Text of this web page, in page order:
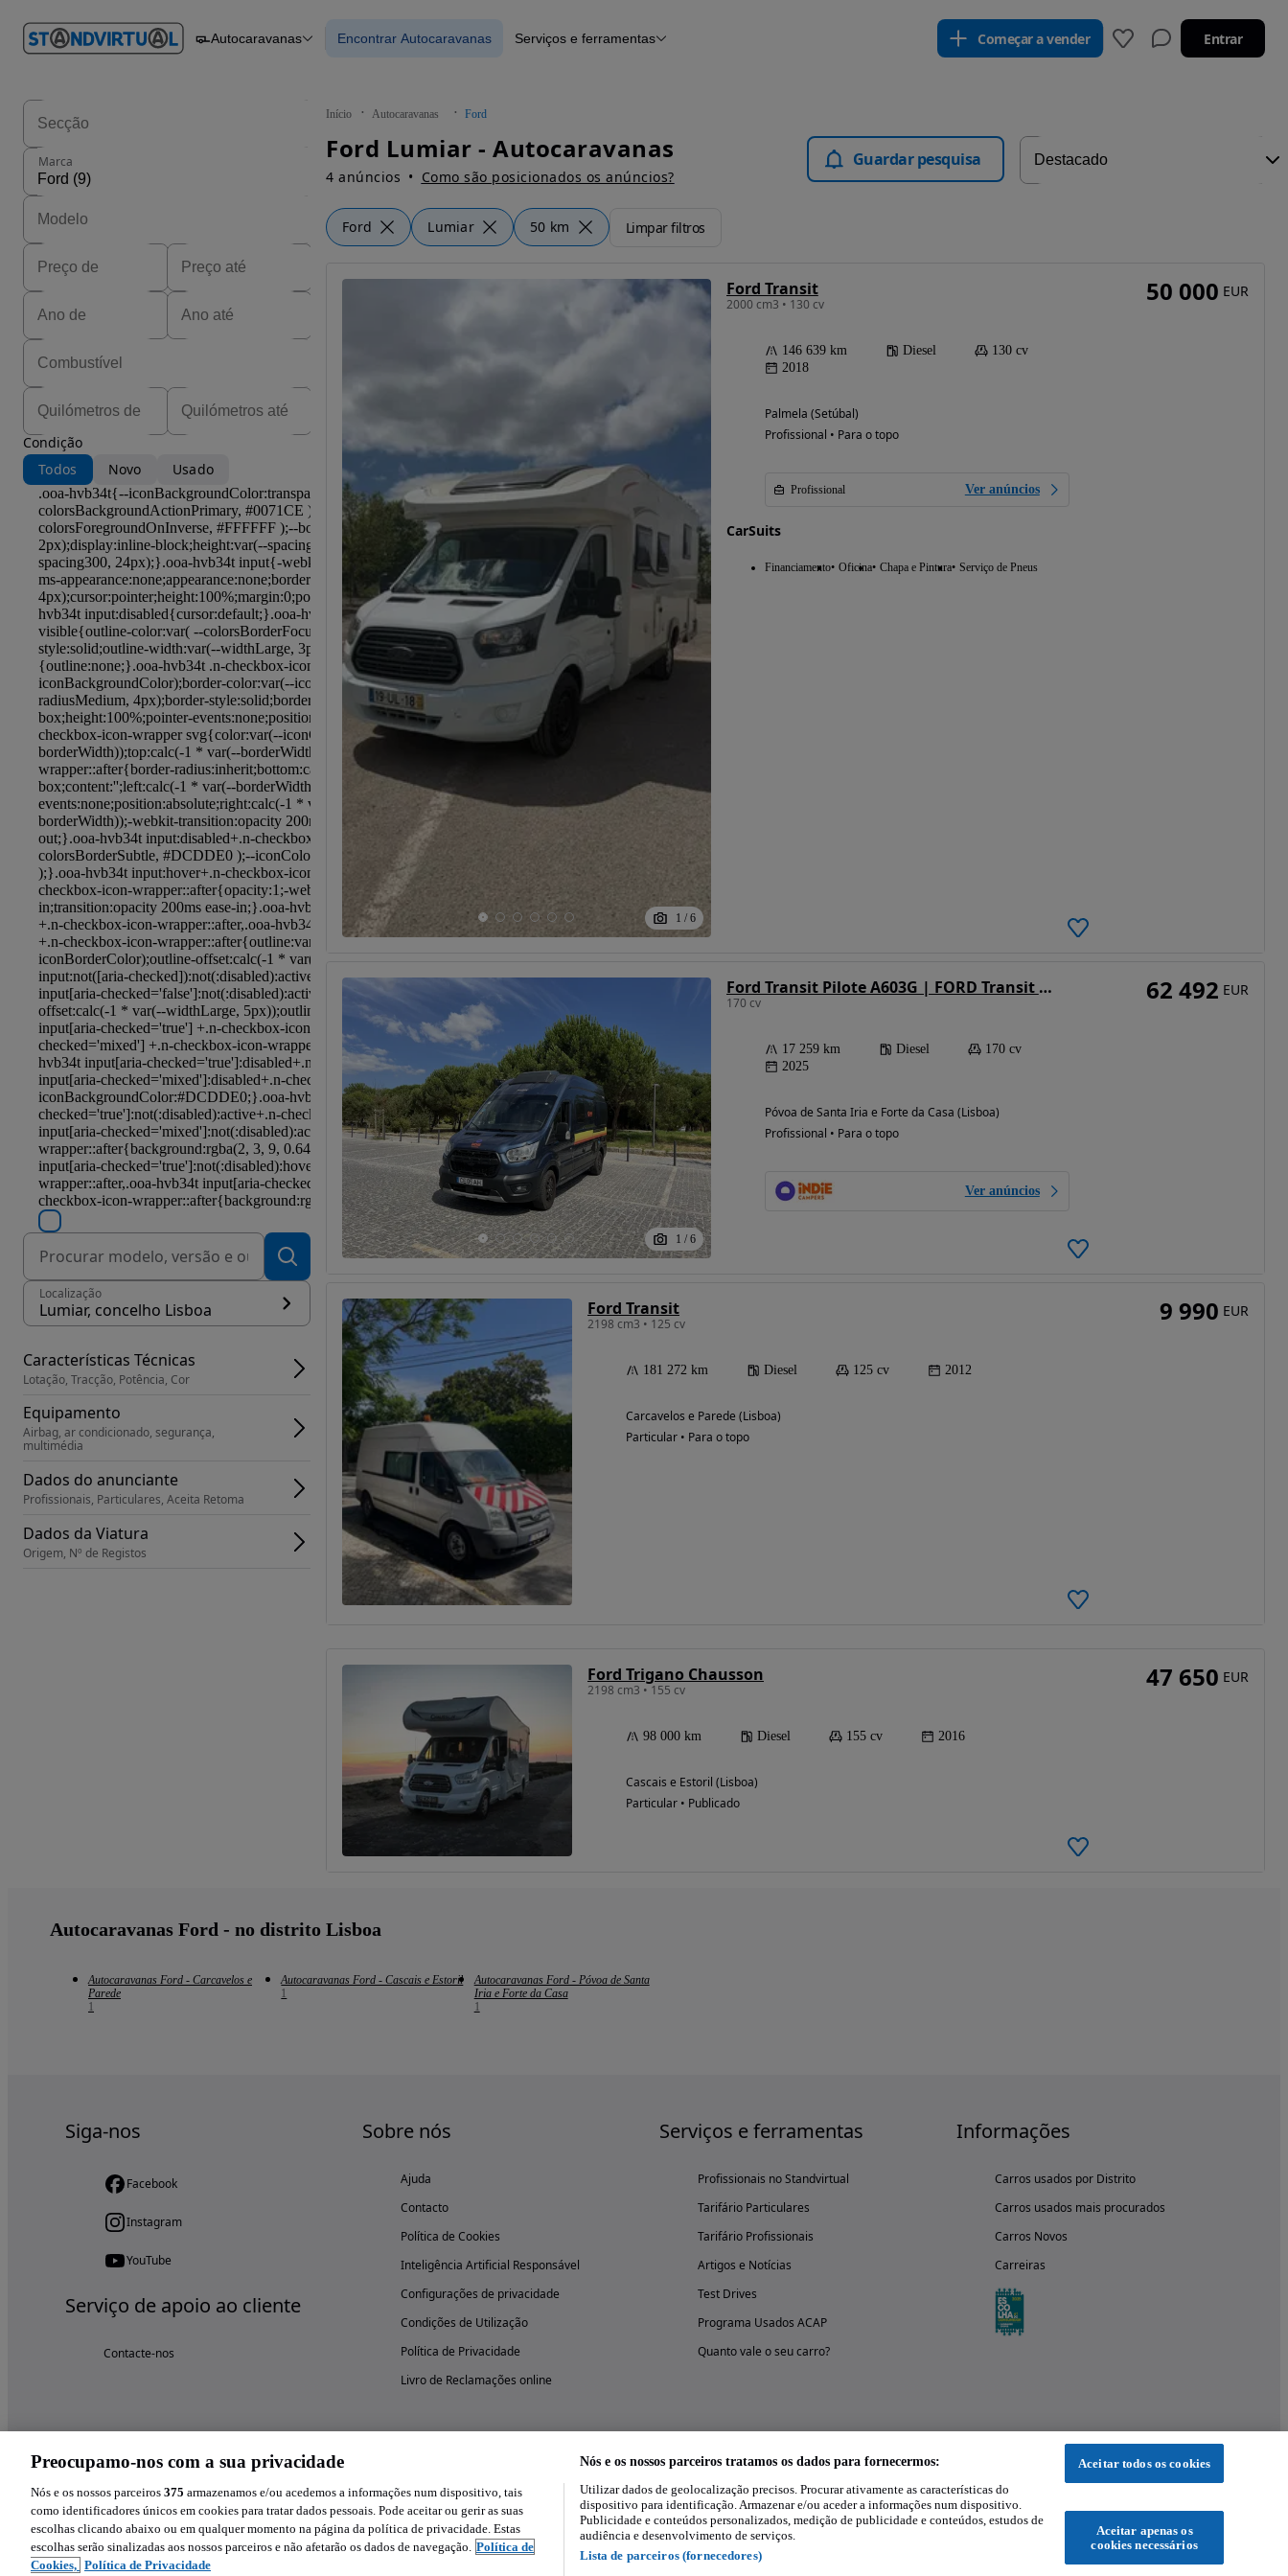
em
Carros Carros
Autocaravanas Encontrar Autocaravanas Serviços e ferramentas Começar a vender Entrar
Início Autocaravanas Ford
Ford Lumiar - Autocaravanas
4 anúncios Como são posicionados os anúncios?
Guardar pesquisa
Ford Lumiar 50 km Limpar filtros
Marca
Condição
Todos
Novo Usado
Possibilidade de
financiamento
Localização
Lumiar, concelho Lisboa
Características Técnicas
Lotação, Tracção, Potência, Cor
Equipamento
Airbag, ar condicionado, segurança,
multimédia
Dados do anunciante
Profissionais, Particulares, Aceita Retoma
Dados da Viatura
Origem, Nº de Registos
1 / 6
Ford Transit
2000 cm3 • 130 cv
146 639 km Diesel
130 cv
2018
Palmela (Setúbal)
Profissional • Para o topo
Profissional Ver anúncios
CarSuits
Financiamento Oficina Chapa e Pintura Serviço de Pneus
50 000 EUR
1 / 6
Ford Transit Pilote A603G | FORD Transit Tdci 2.0 Euro 6d 170hp Manual | 2025
170 cv
17 259 km Diesel
170 cv
2025
Póvoa de Santa Iria e Forte da Casa (Lisboa)
Profissional • Para o topo
Ver anúncios
62 492 EUR
Ford Transit
2198 cm3 • 125 cv
181 272 km Diesel 125 cv 2012
Carcavelos e Parede (Lisboa)
Particular • Para o topo
9 990 EUR
Ford Trigano Chausson
2198 cm3 • 155 cv
98 000 km Diesel 155 cv 2016
Cascais e Estoril (Lisboa)
Particular • Publicado
47 650 EUR
Autocaravanas Ford - no distrito Lisboa
Autocaravanas Ford - Carcavelos e
Parede
1
Autocaravanas Ford - Cascais e Estoril
1
Autocaravanas Ford - Póvoa de Santa
Iria e Forte da Casa
1
Siga-nos
Facebook
Instagram
YouTube
Serviço de apoio ao cliente
Contacte-nos
Sobre nós
Ajuda
Contacto
Política de Cookies
Inteligência Artificial Responsável
Configurações de privacidade
Condições de Utilização
Política de Privacidade
Livro de Reclamações online
Serviços e ferramentas
Profissionais no Standvirtual
Tarifário Particulares
Tarifário Profissionais
Artigos e Notícias
Test Drives
Programa Usados ACAP
Quanto vale o seu carro?
Informações
Carros usados por Distrito
Carros usados mais procurados
Carros Novos
Carreiras
Experimenta a aplicação
Preocupamo-nos com a sua privacidade
Nós e os nossos parceiros 375 armazenamos e/ou acedemos a informações num dispositivo, tais
como identificadores únicos em cookies para tratar dados pessoais. Pode aceitar ou gerir as suas
escolhas clicando abaixo ou em qualquer momento na página da política de privacidade. Estas
escolhas serão sinalizadas aos nossos parceiros e não afetarão os dados de navegação. Política de
Cookies, Política de Privacidade
Nós e os nossos parceiros tratamos os dados para fornecermos:
Utilizar dados de geolocalização precisos. Procurar ativamente as características do
dispositivo para identificação. Armazenar e/ou aceder a informações num dispositivo.
Publicidade e conteúdos personalizados, medição de publicidade e conteúdos, estudos de
audiência e desenvolvimento de serviços.
Lista de parceiros (fornecedores)
Aceitar todos os cookies
Aceitar apenas os
cookies necessários